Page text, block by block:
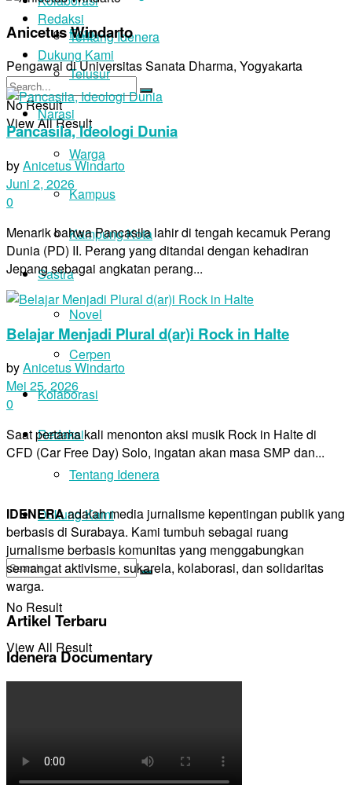
Redaksi
Tentang Idenera
Dukung Kami
No Result
View All Result
Foto
Telusur
Narasi
Warga
Kampus
Kampung Kota
Sastra
Novel
Cerpen
Kolaborasi
Redaksi
Tentang Idenera
Dukung Kami
No Result
View All Result
Anicetus Windarto
Pengawai di Universitas Sanata Dharma, Yogyakarta
Pancasila, Ideologi Dunia
byAnicetus Windarto
Juni 2, 2026
0
Menarik bahwa Pancasila lahir di tengah kecamuk Perang
Dunia (PD) II. Perang yang ditandai dengan kehadiran
Jepang sebagai angkatan perang...
Belajar Menjadi Plural d(ar)i Rock in Halte
byAnicetus Windarto
Mei 25, 2026
0
Saat pertama kali menonton aksi musik Rock in Halte di
CFD (Car Free Day) Solo, ingatan akan masa SMP dan...
IDENERAadalah media jurnalisme kepentingan publik yang
berbasis di Surabaya. Kami tumbuh sebagai ruang
jurnalisme berbasis komunitas yang menggabungkan
semangat aktivisme, sukarela, kolaborasi, dan solidaritas
warga.
Artikel Terbaru
Idenera Documentary